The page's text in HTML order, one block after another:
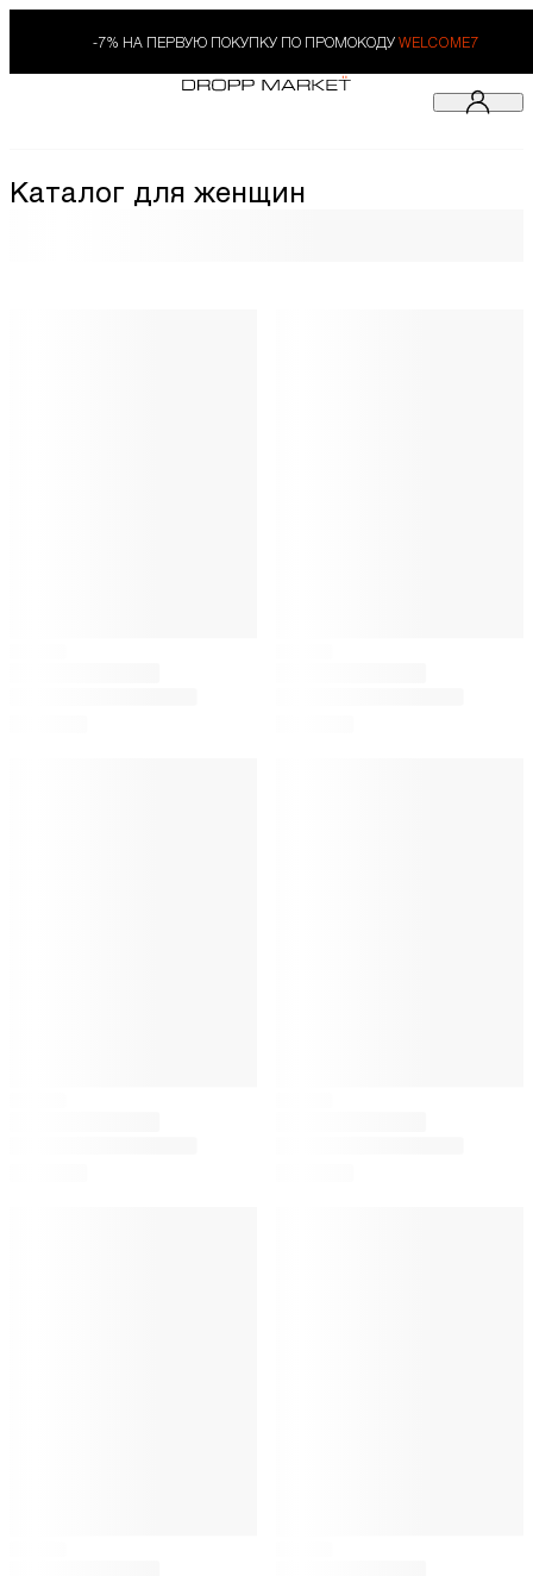
-7% НА ПЕРВУЮ ПОКУПКУ ПО ПРОМОКОДУ WELCOME7
Каталог для женщин